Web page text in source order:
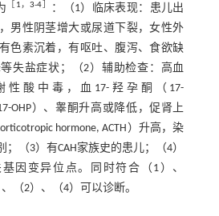
1，3-4
：（1）临床表现：患儿出
男性阴茎增大或尿道下裂，女性外
色素沉着，有呕吐、腹泻、食欲缺
失盐症状；（2）辅助检查：高血
性酸中毒，血17-羟孕酮（17-
OHP）、睾酮升高或降低，促肾上
hormone, ACTH）升高，染
（3）有CAH家族史的患儿；（4）
因变异位点。同时符合（1）、
（2）、（4）可以诊断。